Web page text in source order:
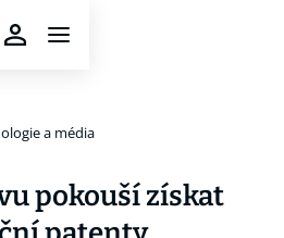
a média
pokouší získat